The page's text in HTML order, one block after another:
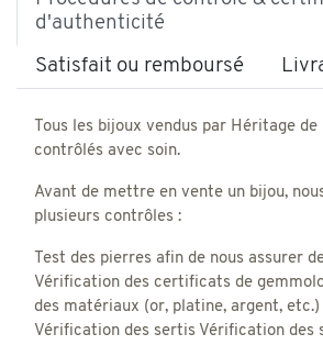
d'authenticité
Satisfait ou remboursé
Tous les bijoux vendus par Héritage de
contrôlés avec soin.
Avant de mettre en vente un bijou,
plusieurs contrôles :
Test des pierres afin de nous assurer
Vérification des certificats de
des matériaux (or, platine, argent,
Vérification des sertis Vérification des